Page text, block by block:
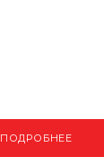
ПОДРОБНЕЕ